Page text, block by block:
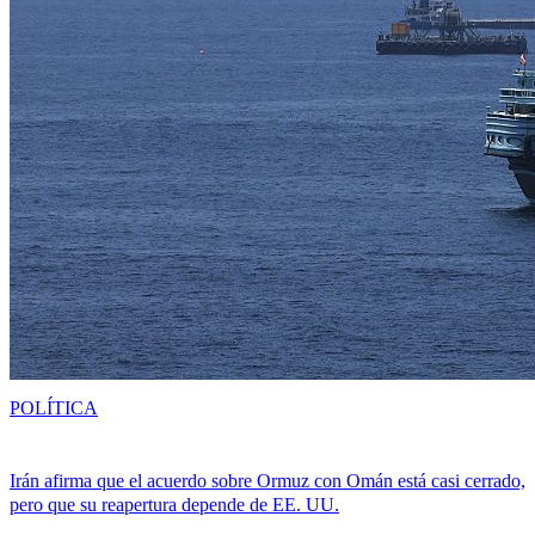
Irán afirma que el acuerdo sobre Ormuz con Omán está casi cerrado,
pero que su reapertura depende de EE. UU.
POLÍTICA